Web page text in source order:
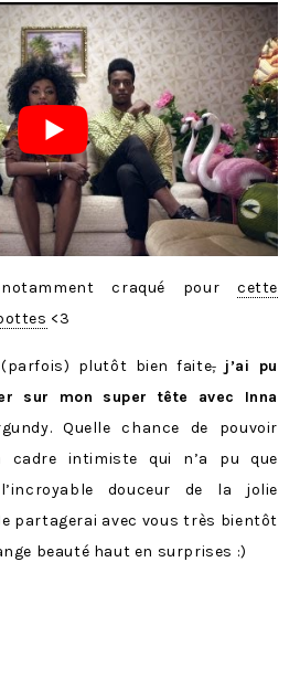
craqué pour cette
<3
plutôt bien faite, j’ai pu
sur mon super tête avec Inna
Quelle chance de pouvoir
cadre intimiste qui n’a pu que
douceur de la jolie
partagerai avec vous très bientôt
beauté haut en surprises :)